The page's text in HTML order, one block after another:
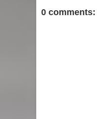
0 comments: